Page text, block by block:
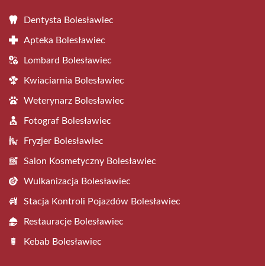
Dentysta Bolesławiec
Apteka Bolesławiec
Lombard Bolesławiec
Kwiaciarnia Bolesławiec
Weterynarz Bolesławiec
Fotograf Bolesławiec
Fryzjer Bolesławiec
Salon Kosmetyczny Bolesławiec
Wulkanizacja Bolesławiec
Stacja Kontroli Pojazdów Bolesławiec
Restauracje Bolesławiec
Kebab Bolesławiec